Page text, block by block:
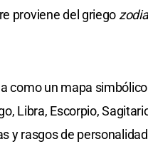
proviene del griego
como un mapa
Libra, Escorpio,
y rasgos de